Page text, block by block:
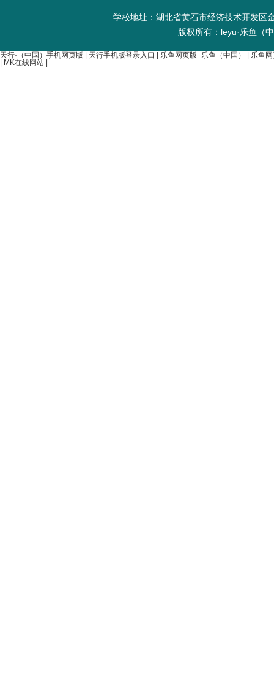
学校地址：湖北省黄石市经济技术开发
版权所有：leyu·乐鱼
天行·（中国）手机网页版 天行手机版登录入口 乐鱼网页版_乐鱼（中国）
乐鱼
MK在线网站